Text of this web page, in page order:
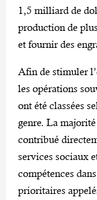
1,5 milliard de
production de
et fournir des
Afin de stimuler
les opérations
ont été classées
genre. La
contribué
services sociaux
compétences
prioritaires